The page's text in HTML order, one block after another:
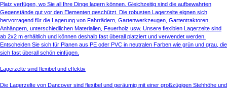
Platz verfügen, wo Sie all Ihre Dinge lagern können. Gleichzeitig sind die aufbewahrten
Gegenstände gut vor den Elementen geschützt. Die robusten Lagerzelte eignen sich
hervorragend für die Lagerung von Fahrrädern, Gartenwerkzeugen, Gartentraktoren,
Anhängern, unterschiedlichen Materialien, Feuerholz usw. Unsere flexiblen Lagerzelte sind
ab 2x2 m erhältlich und können deshalb fast überall platziert und verwendet werden.
Entscheiden Sie sich für Planen aus PE oder PVC in neutralen Farben wie grün und grau, die
sich fast überall schön einfügen.
Lagerzelte sind flexibel und effektiv
Die Lagerzelte von Dancover sind flexibel und geräumig mit einer großzügigen Stehhöhe und